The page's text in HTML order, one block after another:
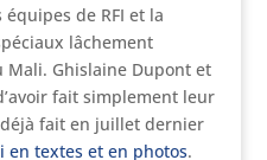
de RFI et la
lâchement
Mali. Ghislaine Dupont et
fait simplement leur
fait en juillet dernier
en textes et en photos.